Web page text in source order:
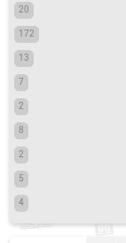
20
172
13
7
2
8
2
5
4